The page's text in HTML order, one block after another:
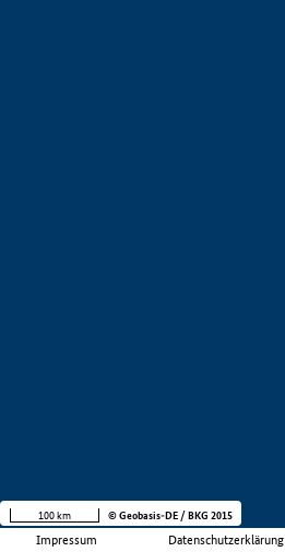
Impressum Datenschutzerklärung
100 km © Geobasis-DE / BKG 2015